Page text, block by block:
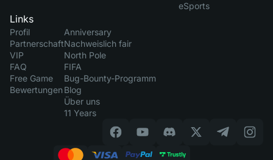
eSports
Links
Profil
Partnerschaft
VIP
FAQ
Free Game
Bewertungen
Anniversary
Nachweislich fair
North Pole
FIFA
Bug-Bounty-Programm
Blog
Über uns
11 Years